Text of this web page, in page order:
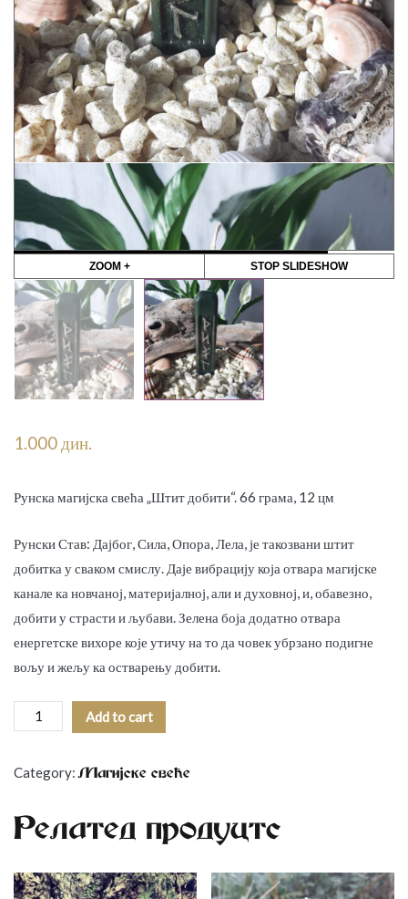
ZOOM + STOP SLIDESHOW
1.000 дин.
Рунска магијска свећа „Штит добити“. 66 грама, 12 цм
Рунски Став: Дајбог, Сила, Опора, Лела, је такозвани штит
добитка у сваком смислу. Даје вибрацију која отвара магијске
канале ка новчаној, материјалној, али и духовној, и, обавезно,
добити у страсти и љубави. Зелена боја додатно отвара
енергетске вихоре које утичу на то да човек убрзано подигне
вољу и жељу ка остварењу добити.
Штит
добити
Add to cart
Category:Mагијске свеће
Related products